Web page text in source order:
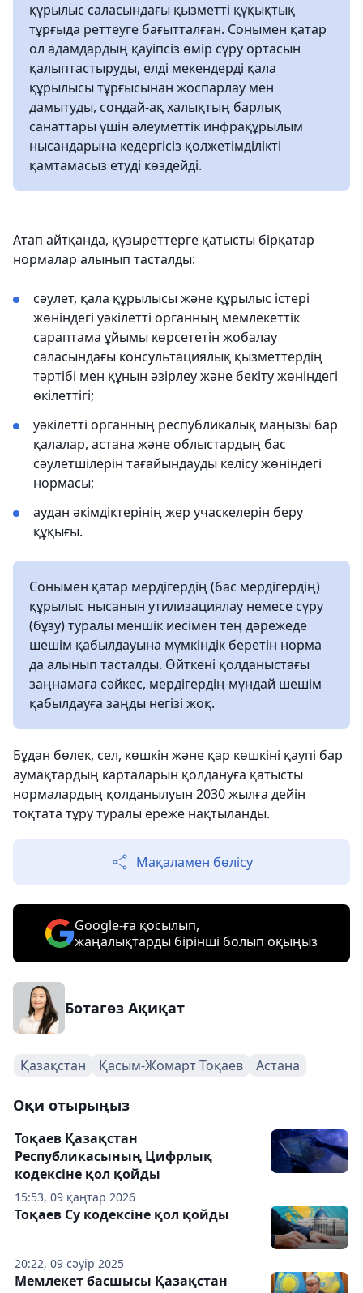
құрылыс саласындағы қызметті құқықтық
тұрғыда реттеуге бағытталған. Сонымен қатар
ол адамдардың қауіпсіз өмір сүру ортасын
қалыптастыруды, елді мекендерді қала
құрылысы тұрғысынан жоспарлау мен
дамытуды, сондай-ақ халықтың барлық
санаттары үшін әлеуметтік инфрақұрылым
нысандарына кедергісіз қолжетімділікті
қамтамасыз етуді көздейді.
Атап айтқанда, құзыреттерге қатысты бірқатар
нормалар алынып тасталды:
сәулет, қала құрылысы және құрылыс істері
жөніндегі уәкілетті органның мемлекеттік
сараптама ұйымы көрсететін жобалау
саласындағы консультациялық қызметтердің
тәртібі мен құнын әзірлеу және бекіту жөніндегі
өкілеттігі;
уәкілетті органның республикалық маңызы бар
қалалар, астана және облыстардың бас
сәулетшілерін тағайындауды келісу жөніндегі
нормасы;
аудан әкімдіктерінің жер учаскелерін беру
құқығы.
Сонымен қатар мердігердің (бас мердігердің)
құрылыс нысанын утилизациялау немесе сүру
(бұзу) туралы меншік иесімен тең дәрежеде
шешім қабылдауына мүмкіндік беретін норма
да алынып тасталды. Өйткені қолданыстағы
заңнамаға сәйкес, мердігердің мұндай шешім
қабылдауға заңды негізі жоқ.
Бұдан бөлек, сел, көшкін және қар көшкіні қаупі бар
аумақтардың карталарын қолдануға қатысты
нормалардың қолданылуын 2030 жылға дейін
тоқтата тұру туралы ереже нақтыланды.
Мақаламен бөлісу
Google-ға қосылып,
жаңалықтарды бірінші болып оқыңыз
Ботагөз Ақиқат
Қазақстан Қасым-Жомарт Тоқаев Астана
Оқи отырыңыз
15:53, 09 қаңтар 2026
Тоқаев Қазақстан
Республикасының Цифрлық
кодексіне қол қойды
20:22, 09 сәуір 2025
Тоқаев Су кодексіне қол қойды
Мемлекет басшысы Қазақстан